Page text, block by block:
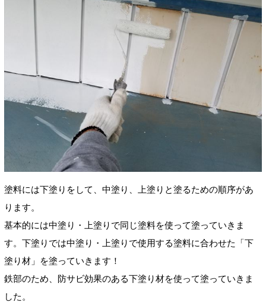
塗料には下塗りをして、中塗り、上塗りと塗るための順序があ
ります。
基本的には中塗り・上塗りで同じ塗料を使って塗っていきま
す。下塗りでは中塗り・上塗りで使用する塗料に合わせた「下
塗り材」を塗っていきます！
鉄部のため、防サビ効果のある下塗り材を使って塗っていきま
した。